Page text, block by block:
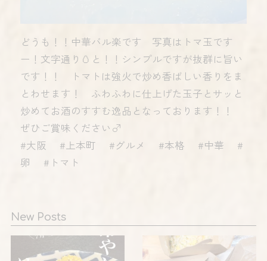
どうも！！中華バル楽です 写真はトマ玉です
ー！文字通り🥚と！！シンプルですが抜群に旨い
です！！ トマトは強火で炒め香ばしい香りをま
とわせます！ ふわふわに仕上げた玉子とサッと
炒めてお酒のすすむ逸品となっております！！
ぜひご賞味ください‍♂️
#大阪 #上本町 #グルメ #本格 #中華 #
卵 #トマト
New Posts